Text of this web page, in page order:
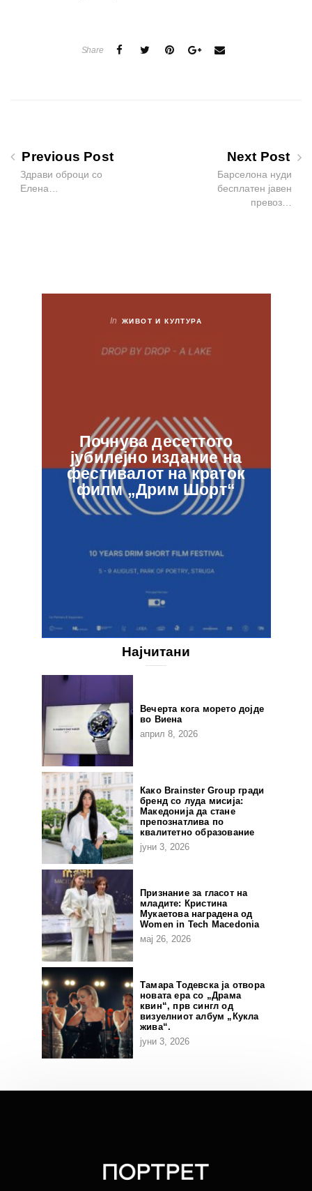
Share
Previous Post
Здрави оброци со
Елена…
Next Post
Барселона нуди
бесплатен јавен
превоз…
In ЖИВОТ И КУЛТУРА
Почнува десеттото
јубилејно издание на
фестивалот на краток
филм „Дрим Шорт“
Најчитани
Вечерта кога морето дојде
во Виена
април 8, 2026
Како Brainster Group гради
бренд со луда мисија:
Македонија да стане
препознатлива по
квалитетно образование
јуни 3, 2026
Признание за гласот на
младите: Кристина
Мукаетова наградена од
Women in Tech Macedonia
мај 26, 2026
Тамара Тодевска ја отвора
новата ера со „Драма
квин“, прв сингл од
визуелниот албум „Кукла
жива“.
јуни 3, 2026